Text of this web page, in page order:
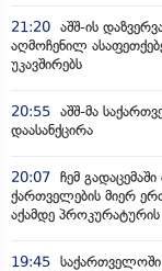
21:20 აშშ-ის
აღმოჩენილ
უკავშირებს
20:55 აშშ-მა
დაასანქცირა
20:07 ჩემ
ქართველების მიერ
აქამდე პროკურატურის
19:45